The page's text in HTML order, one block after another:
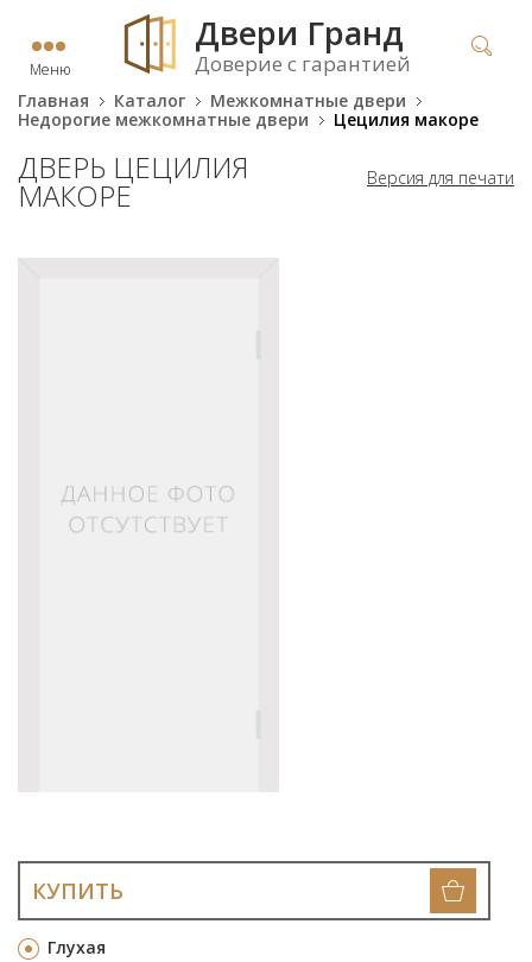
Меню
Двери Гранд
Доверие с гарантией
Главная Каталог
Межкомнатные двери
Недорогие межкомнатные двери
Цецилия макоре
Версия для печати
ДВЕРЬ ЦЕЦИЛИЯ
МАКОРЕ
Глухая
КУПИТЬ